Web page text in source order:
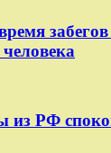
из РФ